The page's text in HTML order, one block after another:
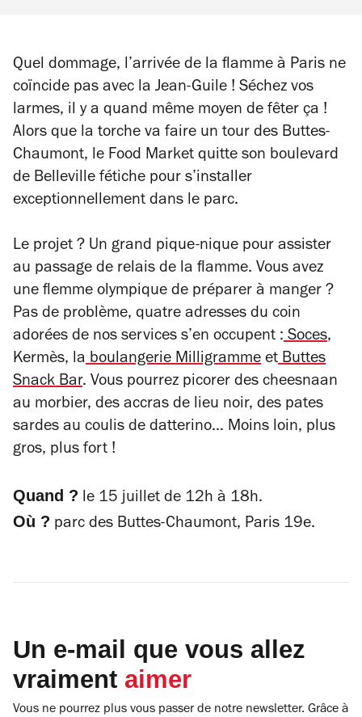
Quel dommage, l’arrivée de la flamme à Paris ne
coïncide pas avec la Jean-Guile ! Séchez vos
larmes, il y a quand même moyen de fêter ça !
Alors que la torche va faire un tour des Buttes-
Chaumont, le Food Market quitte son boulevard
de Belleville fétiche pour s’installer
exceptionnellement dans le parc.
Le projet ? Un grand pique-nique pour assister
au passage de relais de la flamme. Vous avez
une flemme olympique de préparer à manger ?
Pas de problème, quatre adresses du coin
adorées de nos services s’en occupent : Soces,
Kermès, la boulangerie Milligramme et Buttes
Snack Bar. Vous pourrez picorer des cheesnaan
au morbier, des accras de lieu noir, des pates
sardes au coulis de datterino… Moins loin, plus
gros, plus fort !
Quand ? le 15 juillet de 12h à 18h.
Où ? parc des Buttes-Chaumont, Paris 19e.
Un e-mail que vous allez
vraiment aimer
Vous ne pourrez plus vous passer de notre newsletter. Grâce à